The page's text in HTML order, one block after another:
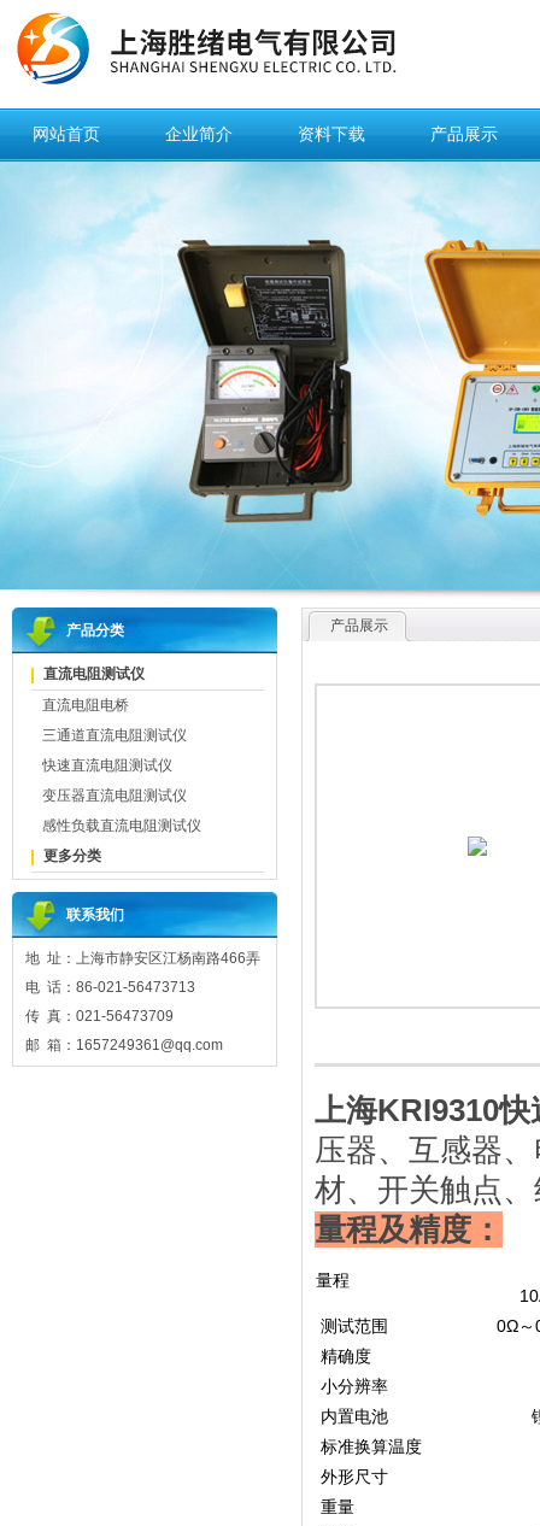
网站首页 企业简介 资料下载 产品展示
产品分类
直流电阻测试仪
直流电阻电桥
三通道直流电阻测试仪
快速直流电阻测试仪
变压器直流电阻测试仪
感性负载直流电阻测试仪
更多分类
联系我们
地 址：上海市静安区江杨南路466弄
电 话：86-021-56473713
传 真：021-56473709
邮 箱：1657249361@qq.com
产品展示
上海KRI9310
压器、互感器
材、开关触点
量程及精度：
量程
测试范围
0Ω～
精确度
小分辨率
内置电池
标准换算温度
外形尺寸
重量